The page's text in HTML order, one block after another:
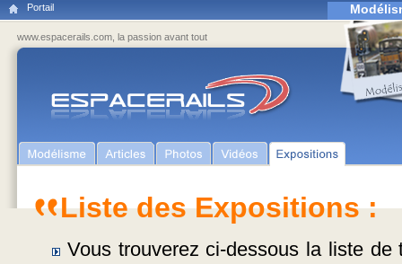
Portail
www.espacerails.com, la passion avant tout
Liste des Expositions :
Vous trouverez ci-dessous la liste